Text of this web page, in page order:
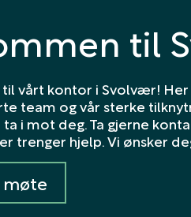
til
vårt kontor i Svolvær!
team og vår sterke
i mot deg. Ta gjerne
trenger hjelp. Vi ønsker